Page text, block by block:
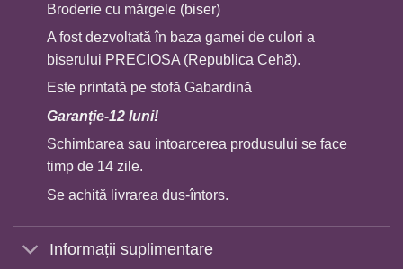
Broderie cu mărgele (biser)
A fost dezvoltată în baza gamei de culori a
biserului PRECIOSA (Republica Cehă).
Este printată pe stofă Gabardină
Garanție-12 luni!
Schimbarea sau intoarcerea produsului se face
timp de 14 zile.
Se achită livrarea dus-întors.
Informații suplimentare